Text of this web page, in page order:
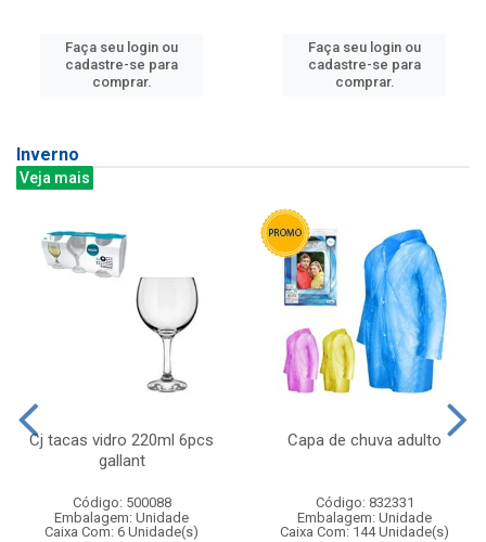
Faça seu login ou
cadastre-se para
comprar.
Faça seu login ou
cadastre-se para
comprar.
Inverno
Veja mais
Cj tacas vidro 220ml 6pcs
gallant
Código: 500088
Embalagem: Unidade
Caixa Com: 6 Unidade(s)
Capa de chuva adulto
Código: 832331
Embalagem: Unidade
Caixa Com: 144 Unidade(s)